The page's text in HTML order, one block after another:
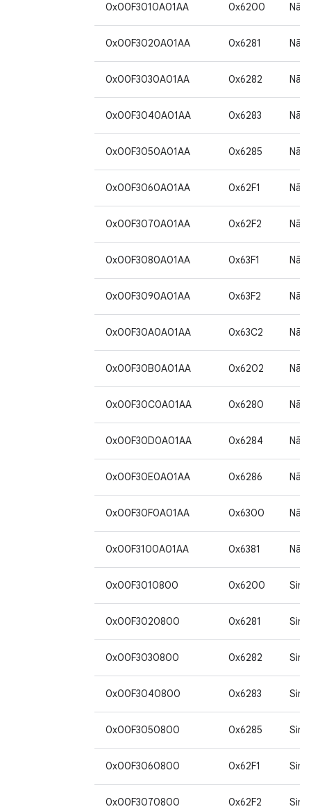
0x00F3010A01AA 0x6200 Não
0x00F3020A01AA 0x6281 Não
0x00F3030A01AA 0x6282 Não
0x00F3040A01AA 0x6283 Não
0x00F3050A01AA 0x6285 Não
0x00F3060A01AA 0x62F1 Não
0x00F3070A01AA 0x62F2 Não
0x00F3080A01AA 0x63F1 Não
0x00F3090A01AA 0x63F2 Não
0x00F30A0A01AA 0x63C2 Não
0x00F30B0A01AA 0x6202 Não
0x00F30C0A01AA 0x6280 Não
0x00F30D0A01AA 0x6284 Não
0x00F30E0A01AA 0x6286 Não
0x00F30F0A01AA 0x6300 Não
0x00F3100A01AA 0x6381 Não
0x00F3010800 0x6200 Sim
0x00F3020800 0x6281 Sim
0x00F3030800 0x6282 Sim
0x00F3040800 0x6283 Sim
0x00F3050800 0x6285 Sim
0x00F3060800 0x62F1 Sim
0x00F3070800 0x62F2 Sim